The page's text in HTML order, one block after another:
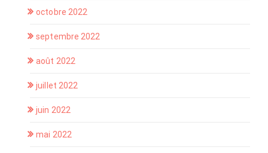
octobre 2022
septembre 2022
août 2022
juillet 2022
juin 2022
mai 2022